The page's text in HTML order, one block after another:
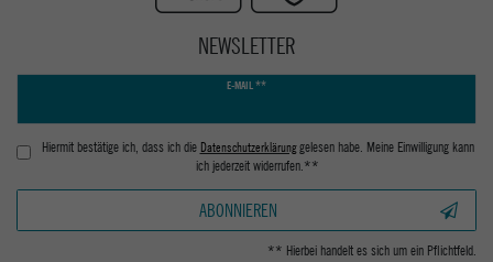
NEWSLETTER
E-MAIL **
Hiermit bestätige ich, dass ich die Daten­schutz­erklärunggelesen habe. Meine Einwilligung kann
ich jederzeit widerrufen.**
ABONNIEREN
** Hierbei handelt es sich um ein Pflichtfeld.